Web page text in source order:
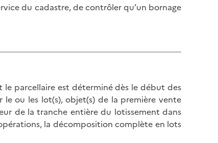
du cadastre, de contrôler qu’un bornage
parcellaire est déterminé dès le début des
ou les lot(s), objet(s) de la première vente
de la tranche entière du lotissement dans
la décomposition complète en lots